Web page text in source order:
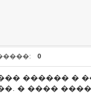
0
������ �
� ����